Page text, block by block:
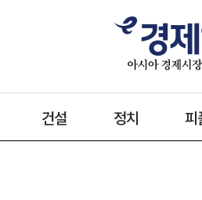
건설 정치 피